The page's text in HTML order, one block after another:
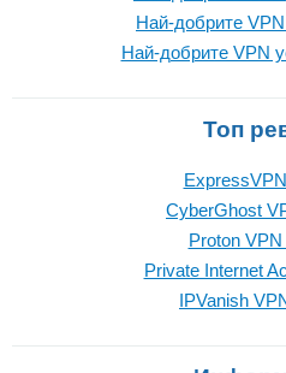
Най-добрите
Най-добрите VPN
Топ
CyberGhost
Proton
Private Internet
IPVanish